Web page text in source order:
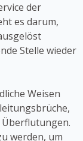
der
es darum,
Stelle wieder
Weisen
werden, um